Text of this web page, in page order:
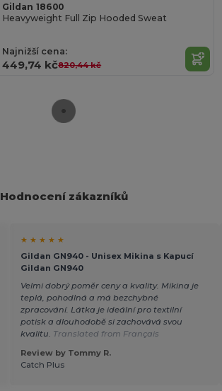
Gildan 18600
Heavyweight Full Zip Hooded Sweat
Najnižší cena:
449,74 kč820,44 kč
Hodnocení zákazníků
★ ★ ★ ★ ★
Gildan GN940 - Unisex Mikina s Kapucí
Gildan GN940
Velmi dobrý poměr ceny a kvality. Mikina je
teplá, pohodlná a má bezchybné
zpracování. Látka je ideální pro textilní
potisk a dlouhodobě si zachovává svou
kvalitu. Translated from Français
Review by Tommy R.
Catch Plus